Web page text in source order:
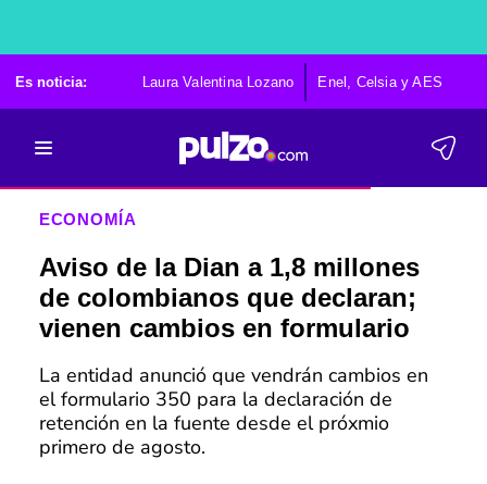
Es noticia: Laura Valentina Lozano Enel, Celsia y AES
ECONOMÍA
Aviso de la Dian a 1,8 millones
de colombianos que declaran;
vienen cambios en formulario
La entidad anunció que vendrán cambios en
el formulario 350 para la declaración de
retención en la fuente desde el próxmio
primero de agosto.